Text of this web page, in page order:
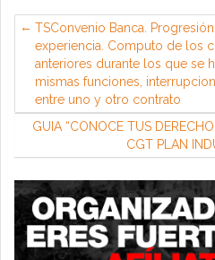
TSConvenio Banca.
experiencia. Computo de los
anteriores durante los que se
mismas funciones,
entre uno y otro contrato
GUIA “CONOCE TUS
CGT PLAN